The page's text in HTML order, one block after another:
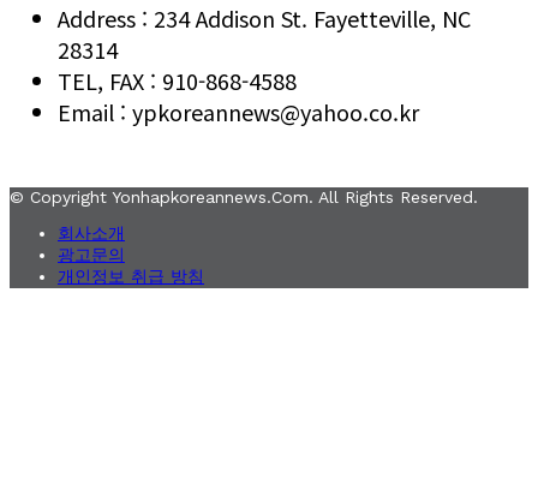
Address : 234 Addison St. Fayetteville, NC
28314
TEL, FAX : 910-868-4588
Email : ypkoreannews@yahoo.co.kr
© Copyright Yonhapkoreannews.com. All Rights Reserved.
회사소개
광고문의
개인정보 취급 방침